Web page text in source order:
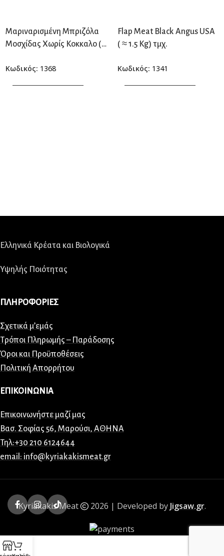
Μαριναρισμένη Μπριζόλα
Μοσχίδας Χωρίς Κοκκαλο (
Κωδικός: 1368
Flap Meat Black Angus USA
( ≈ 1.5 Kg) τμχ.
Κωδικός: 1341
Ελληνικά Κρέατα και Βιολογικά
Υψηλής Ποιότητας
ΠΛΗΡΟΦΟΡΙΕΣ
Σχετικά μ’εμάς
Τρόποι Πληρωμής – Παράδοσης
Όροι και Προϋποθέσεις
Πολιτική Απορρήτου
ΕΠΙΚΟΙΝΩΝΙΑ
Επικοινωνήστε μαζί μας
Βασ. Σοφίας 56, Μαρούσι, ΑΘΗΝΑ
Τηλ:+30 210 6124644
email: info@kyriakakismeat.gr
Kyriakakis Meat 2026 | Developed by Jigsaw.gr.